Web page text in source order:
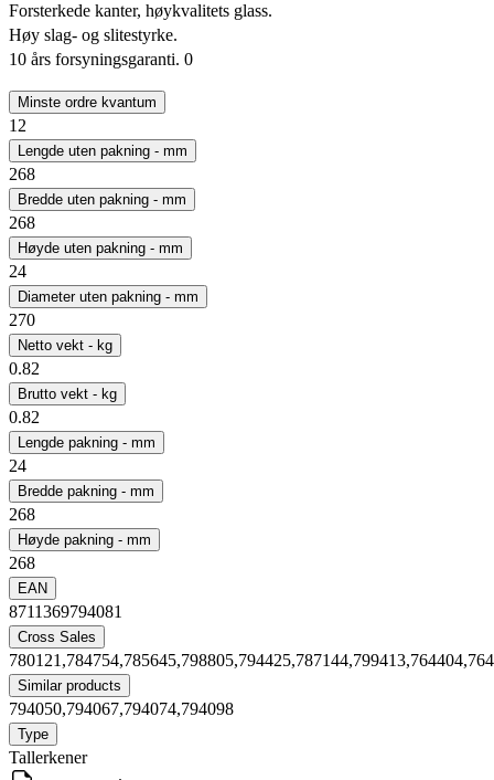
Forsterkede kanter, høykvalitets glass.
Høy slag- og slitestyrke.
10 års forsyningsgaranti. 0
Minste ordre kvantum
12
Lengde uten pakning - mm
268
Bredde uten pakning - mm
268
Høyde uten pakning - mm
24
Diameter uten pakning - mm
270
Netto vekt - kg
0.82
Brutto vekt - kg
0.82
Lengde pakning - mm
24
Bredde pakning - mm
268
Høyde pakning - mm
268
EAN
8711369794081
Cross Sales
Similar products
794050,794067,794074,794098
Type
Tallerkener